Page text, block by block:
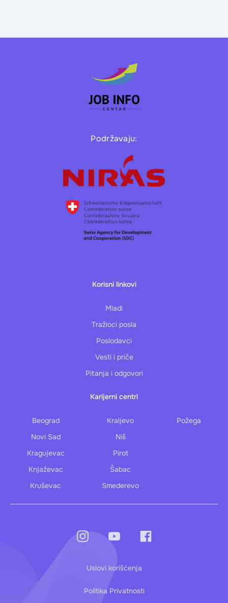
Podržavaju:
Korisni linkovi
Mladi
Tražioci posla
Poslodavci
Vesti i priče
Pitanja i odgovori
Karijerni centri
Beograd
Novi Sad
Kragujevac
Knjaževac
Kruševac
Kraljevo
Niš
Pirot
Šabac
Smederevo
Požega
Uslovi korišćenja
Politika Privatnosti